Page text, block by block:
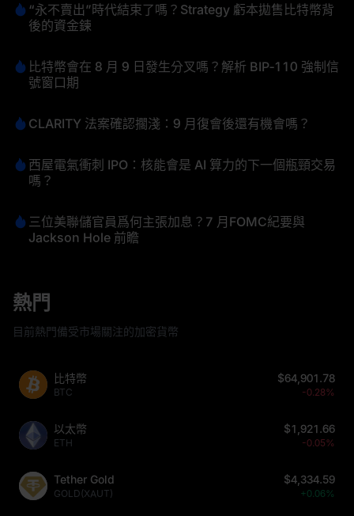
“永不賣出”時代結束了嗎？Strategy 虧本拋售比特幣背
後的資金鍊
比特幣會在 8 月 9 日發生分叉嗎？解析 BIP‑110 強制信
號窗口期
CLARITY 法案確認擱淺：9 月復會後還有機會嗎？
西屋電氣衝刺 IPO：核能會是 AI 算力的下一個瓶頸交易
嗎？
三位美聯儲官員爲何主張加息？7 月FOMC紀要與
Jackson Hole 前瞻
熱門
目前熱門備受市場關注的加密貨幣
比特幣
BTC
$64,901.78
-0.28%
以太幣
ETH
$1,921.66
-0.05%
Tether Gold
GOLD(XAUT)
$4,334.59
+0.06%